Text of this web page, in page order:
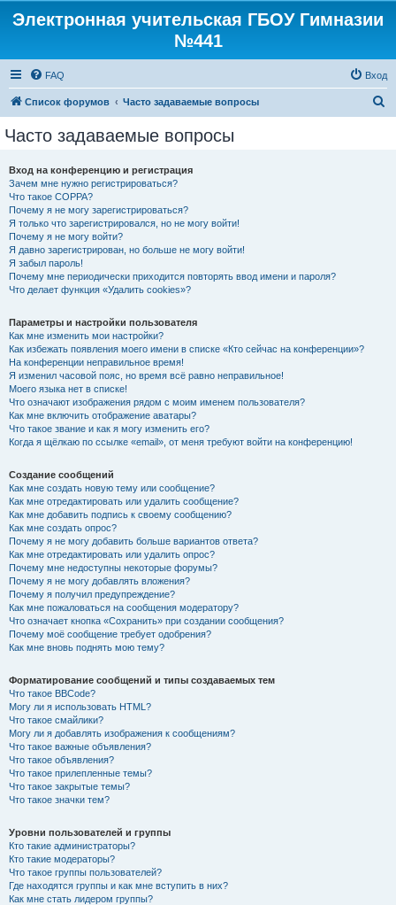
Электронная учительская ГБОУ Гимназии
№441
FAQ Вход
Список форумов Часто задаваемые вопросы
Часто задаваемые вопросы
Вход на конференцию и регистрация
Зачем мне нужно регистрироваться?
Что такое COPPA?
Почему я не могу зарегистрироваться?
Я только что зарегистрировался, но не могу войти!
Почему я не могу войти?
Я давно зарегистрирован, но больше не могу войти!
Я забыл пароль!
Почему мне периодически приходится повторять ввод имени и пароля?
Что делает функция «Удалить cookies»?
Параметры и настройки пользователя
Как мне изменить мои настройки?
Как избежать появления моего имени в списке «Кто сейчас на конференции»?
На конференции неправильное время!
Я изменил часовой пояс, но время всё равно неправильное!
Моего языка нет в списке!
Что означают изображения рядом с моим именем пользователя?
Как мне включить отображение аватары?
Что такое звание и как я могу изменить его?
Когда я щёлкаю по ссылке «email», от меня требуют войти на конференцию!
Создание сообщений
Как мне создать новую тему или сообщение?
Как мне отредактировать или удалить сообщение?
Как мне добавить подпись к своему сообщению?
Как мне создать опрос?
Почему я не могу добавить больше вариантов ответа?
Как мне отредактировать или удалить опрос?
Почему мне недоступны некоторые форумы?
Почему я не могу добавлять вложения?
Почему я получил предупреждение?
Как мне пожаловаться на сообщения модератору?
Что означает кнопка «Сохранить» при создании сообщения?
Почему моё сообщение требует одобрения?
Как мне вновь поднять мою тему?
Форматирование сообщений и типы создаваемых тем
Что такое BBCode?
Могу ли я использовать HTML?
Что такое смайлики?
Могу ли я добавлять изображения к сообщениям?
Что такое важные объявления?
Что такое объявления?
Что такое прилепленные темы?
Что такое закрытые темы?
Что такое значки тем?
Уровни пользователей и группы
Кто такие администраторы?
Кто такие модераторы?
Что такое группы пользователей?
Где находятся группы и как мне вступить в них?
Как мне стать лидером группы?